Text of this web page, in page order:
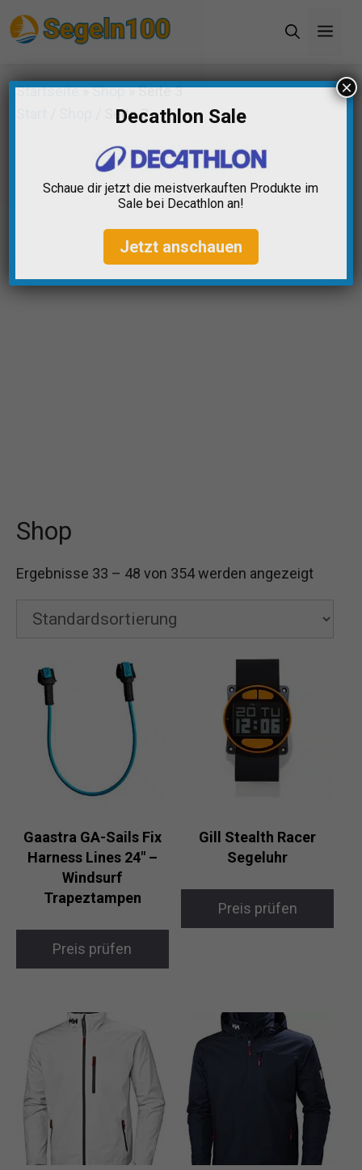
Inhalt
Startseite»Shop»Seite 3
/ Seite 3
Shop
Ergebnisse 33 – 48 von 354 werden angezeigt
Gaastra GA-Sails Fix
Harness Lines 24″ –
Windsurf
Trapeztampen
Preis prüfen
Gill Stealth Racer
Segeluhr
Preis prüfen
Decathlon Sale
Schaue dir jetzt die meistverkauften Produkte im
Sale bei Decathlon an!
Jetzt anschauen
×